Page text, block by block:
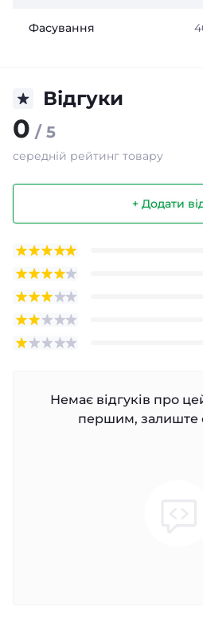
Фасування
Відгуки
0 / 5
середній рейтинг товару
+ Додати
Немає відгуків про
першим, залиште